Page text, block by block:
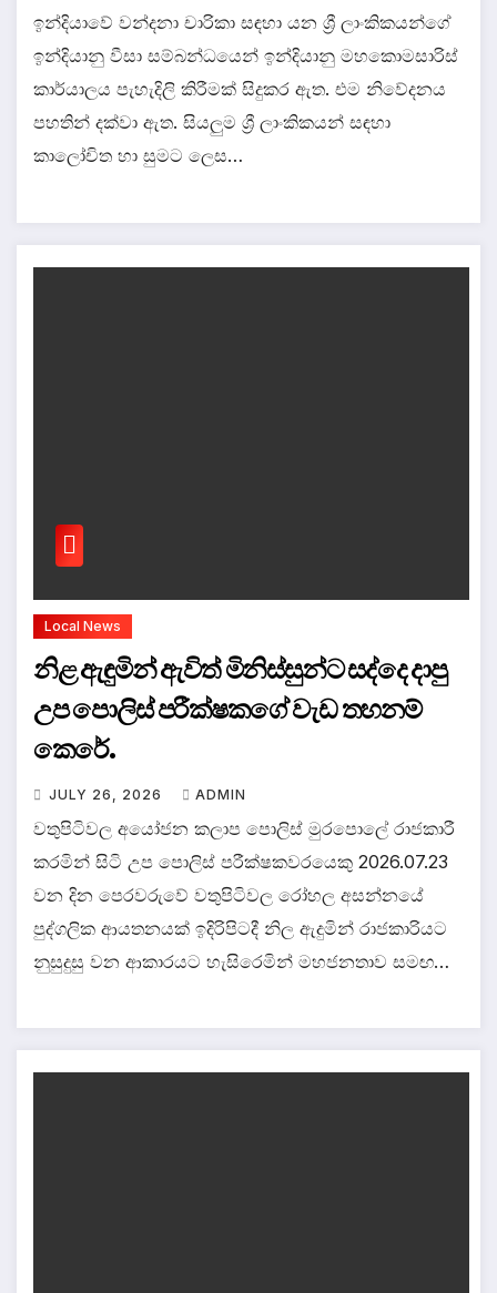
ඉන්දියාවේ වන්දනා චාරිකා සඳහා යන ශ්‍රී ලාංකිකයන්ගේ
ඉන්දියානු වීසා සම්බන්ධයෙන් ඉන්දියානු මහකොමසාරිස්
කාර්යාලය පැහැදිලි කිරීමක් සිදුකර ඇත. එම නිවේදනය
පහතින් දක්වා ඇත. සියලුම ශ්‍රී ලාංකිකයන් සඳහා
කාලෝචිත හා සුමට ලෙස…
Local News
නිළ ඇඳුමින් ඇවිත් මිනිස්සුන්ට සද්දෙ දාපු
උප පොලිස් පරීක්ෂකගේ වැඩ තහනම්
කෙරේ.
JULY 26, 2026 ADMIN
වතුපිටිවල අයෝජන කලාප පොලිස් මුරපොලේ රාජකාරී
කරමින් සිටි උප පොලිස් පරීක්ෂකවරයෙකු 2026.07.23
වන දින පෙරවරුවේ වතුපිටිවල රෝහල අසන්නයේ
පුද්ගලික ආයතනයක් ඉදිරිපිටදී නිල ඇදුමින් රාජකාරියට
නුසුදුසු වන ආකාරයට හැසිරෙමින් මහජනතාව සමඟ…